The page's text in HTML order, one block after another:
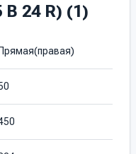
B 24 R) (1)
Прямая(правая)